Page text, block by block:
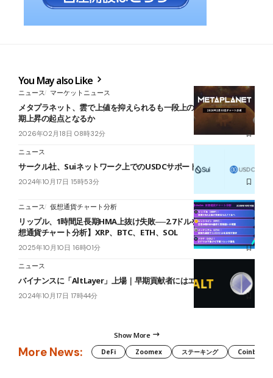
You May also Like
ニュース マーケットニュース
メタプラネット、雲で上値を抑えられるも一段上の展開へ移行──短
期上昇の起点となるか
2026年02月18日 08時32分
ニュース
サークル社、Suiネットワーク上でのUSDCサポートを発表
2024年10月17日 15時53分
ニュース 仮想通貨チャート分析
リップル、1時間足長期HMA上抜け失敗──2.7ドルを試す展開へ【仮
想通貨チャート分析】XRP、BTC、ETH、SOL
2025年10月10日 16時01分
ニュース
バイナンスに「AltLayer」上場｜早期貢献者にはエアドロップ
2024年10月17日 17時44分
Show More
More News: DeFi Zoomex ステーキング Coinbase